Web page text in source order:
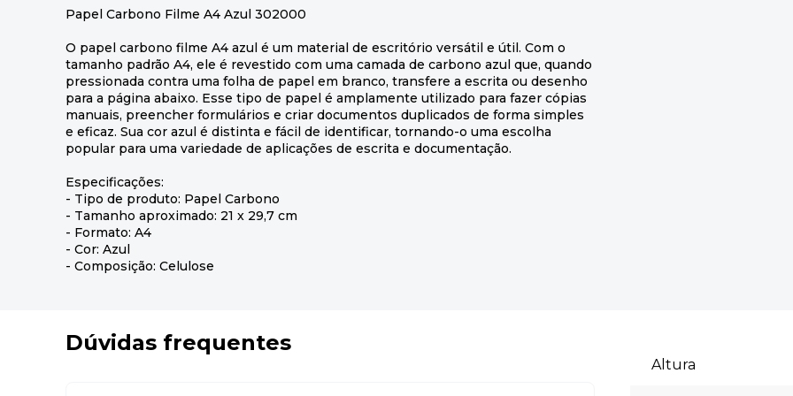
Papel Carbono Filme A4 Azul 302000
O papel carbono filme A4 azul é um material de escritório versátil e útil. Com o
tamanho padrão A4, ele é revestido com uma camada de carbono azul que, quando
pressionada contra uma folha de papel em branco, transfere a escrita ou desenho
para a página abaixo. Esse tipo de papel é amplamente utilizado para fazer cópias
manuais, preencher formulários e criar documentos duplicados de forma simples
e eficaz. Sua cor azul é distinta e fácil de identificar, tornando-o uma escolha
popular para uma variedade de aplicações de escrita e documentação.
Especificações:
- Tipo de produto: Papel Carbono
- Tamanho aproximado: 21 x 29,7 cm
- Formato: A4
- Cor: Azul
- Composição: Celulose
Dúvidas frequentes
Altura